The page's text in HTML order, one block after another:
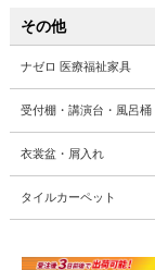
その他
ナゼロ 医療福祉家具
受付棚・講演台・風呂桶
衣裳盆・屑入れ
タイルカーペット